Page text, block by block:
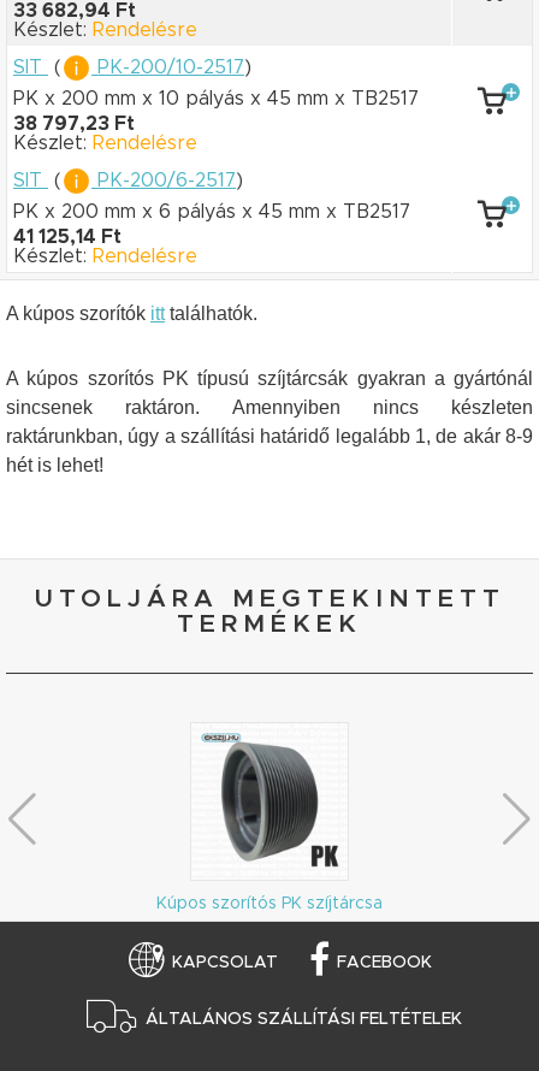
33 682,94 Ft
Készlet: Rendelésre
SIT
( PK-200/10-2517)
PK x 200 mm x 10 pályás x 45 mm x TB2517
38 797,23 Ft
Készlet: Rendelésre
SIT
( PK-200/6-2517)
PK x 200 mm x 6 pályás x 45 mm x TB2517
41 125,14 Ft
Készlet: Rendelésre
A kúpos szorítók itttalálhatók.
A kúpos szorítós PK típusú szíjtárcsák gyakran a gyártónál
sincsenek raktáron. Amennyiben nincs készleten
raktárunkban, úgy a szállítási határidő legalább 1, de akár 8-9
hét is lehet!
UTOLJÁRA MEGTEKINTETT
TERMÉKEK
Kúpos szorítós PK szíjtárcsa
KAPCSOLAT FACEBOOK
ÁLTALÁNOS SZÁLLÍTÁSI FELTÉTELEK